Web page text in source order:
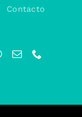
Contacto